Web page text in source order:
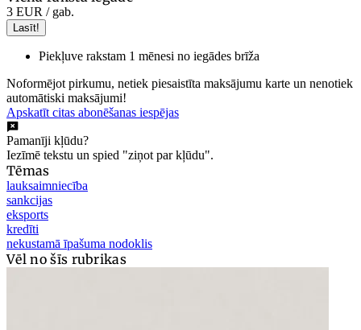
3 EUR / gab.
Lasīt!
Piekļuve rakstam 1 mēnesi no iegādes brīža
Noformējot pirkumu, netiek piesaistīta maksājumu karte un nenotiek
automātiski maksājumi!
Apskatīt citas abonēšanas iespējas
Pamanīji kļūdu?
Iezīmē tekstu un spied "ziņot par kļūdu".
Tēmas
lauksaimniecība
sankcijas
eksports
kredīti
nekustamā īpašuma nodoklis
Vēl no šīs rubrikas